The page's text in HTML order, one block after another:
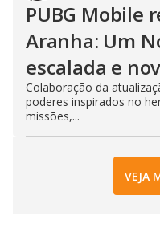
PUBG Mobile
Aranha: Um
escalada e
Colaboração da
poderes inspirados no
missões,...
VEJA